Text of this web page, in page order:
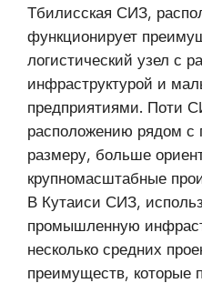
Тбилисская СИЗ,
функционирует
логистический узел с
инфраструктурой и
предприятиями. Поти
расположению рядом
размеру, больше
крупномасштабные
В Кутаиси СИЗ,
промышленную
несколько средних
преимуществ, которые